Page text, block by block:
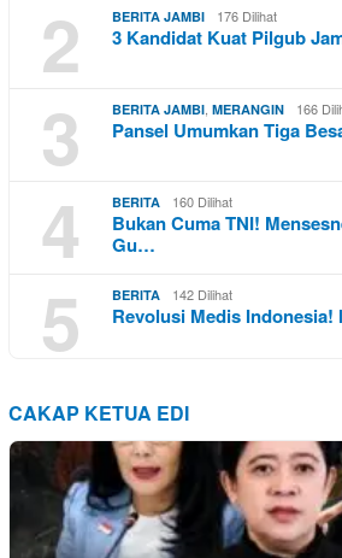
2 BERITA JAMBI 176 Dilihat
3 Kandidat Kuat Pilgub
3 BERITA JAMBI MERANGIN 166
Pansel Umumkan Tiga
4 BERITA 160 Dilihat
Bukan Cuma TNI!
Gu…
5 BERITA 142 Dilihat
Revolusi Medis
CAKAP KETUA EDI